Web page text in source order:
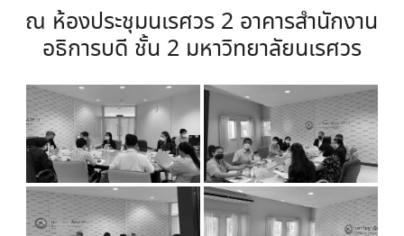
ณ ห้องประชุมนเรศวร 2 อาคารสำนักงาน
อธิการบดี ชั้น 2 มหาวิทยาลัยนเรศวร